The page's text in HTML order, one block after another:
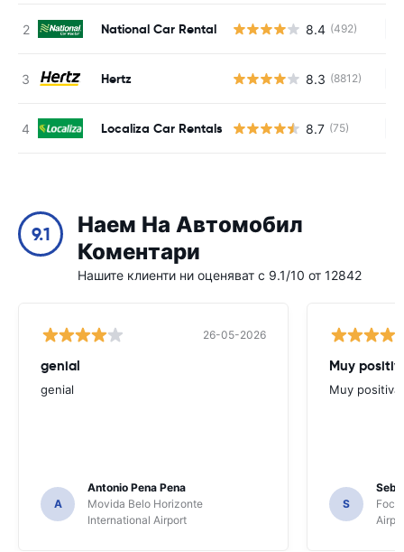
National Car Rental 8.4 (492)
Hertz 8.3 (8812)
Localiza Car Rentals 8.7 (75)
9.1
Наем На Автомобил
Коментари
Нашите клиенти ни оценяват с 9.1/10 от 12842
26-05-2026
genial
genial
A
Antonio Pena Pena
Movida Belo Horizonte
International Airport
Muy
Muy positiva
S
Foco